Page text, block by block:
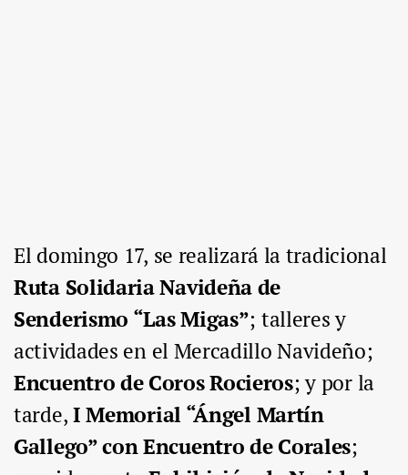
El domingo 17, se realizará la tradicional
Ruta Solidaria Navideña de
Senderismo “Las Migas”; talleres y
actividades en el Mercadillo Navideño;
Encuentro de Coros Rocieros;y por la
tarde,I Memorial “Ángel Martín
Gallego” con Encuentro de Corales;